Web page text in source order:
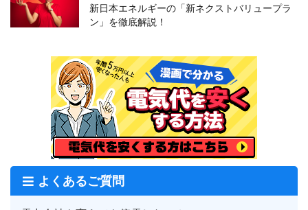
新日本エネルギーの「新ネクストバリュープラ
ン」を徹底解説！
よくあるご質問